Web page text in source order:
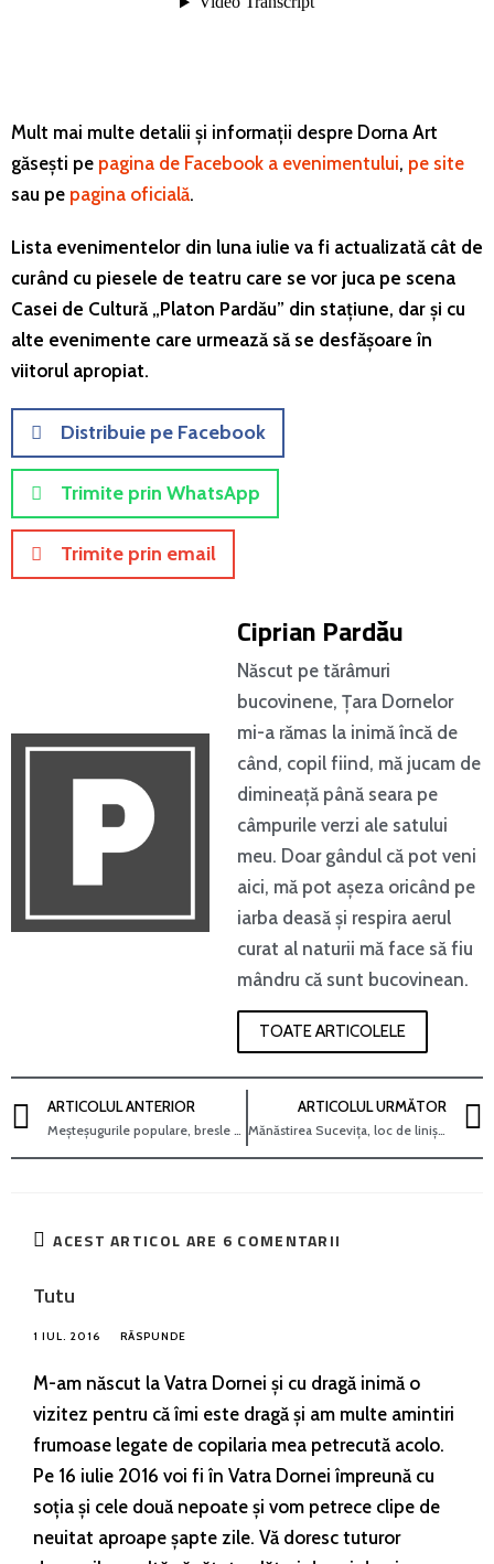
Mult mai multe detalii și informații despre Dorna Art
găsești pe pagina de Facebook a evenimentului, pe site
sau pe pagina oficială.
Lista evenimentelor din luna iulie va fi actualizată cât de
curând cu piesele de teatru care se vor juca pe scena
Casei de Cultură „Platon Pardău” din stațiune, dar și cu
alte evenimente care urmează să se desfășoare în
viitorul apropiat.
Distribuie pe Facebook
Trimite prin WhatsApp
Trimite prin email
Ciprian Pardău
Născut pe tărâmuri
bucovinene, Țara Dornelor
mi-a rămas la inimă încă de
când, copil fiind, mă jucam de
dimineață până seara pe
câmpurile verzi ale satului
meu. Doar gândul că pot veni
aici, mă pot așeza oricând pe
iarba deasă și respira aerul
curat al naturii mă face să fiu
mândru că sunt bucovinean.
TOATE ARTICOLELE
ARTICOLUL ANTERIOR
Meșteșugurile populare, bresle pe cale de dispariție
ARTICOLUL URMĂTOR
Mănăstirea Sucevița, loc de liniște și pelerinaj în Bucovina
ACEST ARTICOL ARE 6 COMENTARII
Tutu
1 IUL. 2016 RĂSPUNDE
M-am născut la Vatra Dornei și cu dragă inimă o
vizitez pentru că îmi este dragă și am multe amintiri
frumoase legate de copilaria mea petrecută acolo.
Pe 16 iulie 2016 voi fi în Vatra Dornei împreună cu
soția și cele două nepoate și vom petrece clipe de
neuitat aproape șapte zile. Vă doresc tuturor